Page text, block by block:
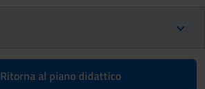
Ritorna al piano didattico